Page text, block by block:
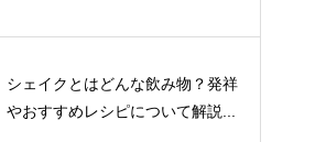
シェイクとはどんな飲み物？発祥
やおすすめレシピについて解説...